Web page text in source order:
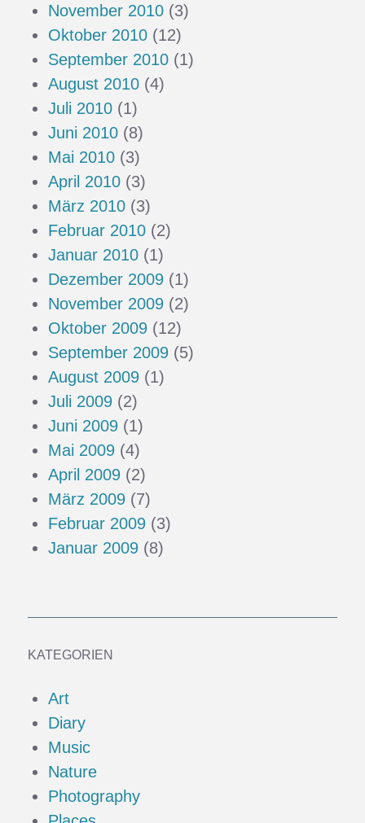
November 2010 (3)
Oktober 2010 (12)
September 2010 (1)
August 2010 (4)
Juli 2010 (1)
Juni 2010 (8)
Mai 2010 (3)
April 2010 (3)
März 2010 (3)
Februar 2010 (2)
Januar 2010 (1)
Dezember 2009 (1)
November 2009 (2)
Oktober 2009 (12)
September 2009 (5)
August 2009 (1)
Juli 2009 (2)
Juni 2009 (1)
Mai 2009 (4)
April 2009 (2)
März 2009 (7)
Februar 2009 (3)
Januar 2009 (8)
KATEGORIEN
Art
Diary
Music
Nature
Photography